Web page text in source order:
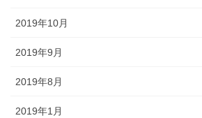
2019年10月
2019年9月
2019年8月
2019年1月